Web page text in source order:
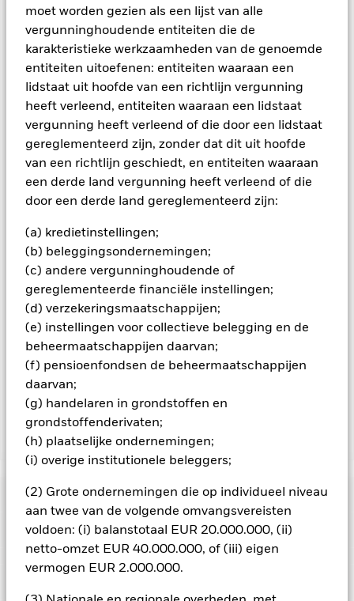
moet worden gezien als een lijst van alle
vergunninghoudende entiteiten die de
karakteristieke werkzaamheden van de genoemde
entiteiten uitoefenen: entiteiten waaraan een
lidstaat uit hoofde van een richtlijn vergunning
heeft verleend, entiteiten waaraan een lidstaat
vergunning heeft verleend of die door een lidstaat
gereglementeerd zijn, zonder dat dit uit hoofde
van een richtlijn geschiedt, en entiteiten waaraan
een derde land vergunning heeft verleend of die
door een derde land gereglementeerd zijn:
(a) kredietinstellingen;
(b) beleggingsondernemingen;
(c) andere vergunninghoudende of
gereglementeerde financiële instellingen;
(d) verzekeringsmaatschappijen;
(e) instellingen voor collectieve belegging en de
beheermaatschappijen daarvan;
(f) pensioenfondsen de beheermaatschappijen
daarvan;
(g) handelaren in grondstoffen en
grondstoffenderivaten;
(h) plaatselijke ondernemingen;
(i) overige institutionele beleggers;
(2) Grote ondernemingen die op individueel niveau
aan twee van de volgende omvangsvereisten
voldoen: (i) balanstotaal EUR 20.000.000, (ii)
netto-omzet EUR 40.000.000, of (iii) eigen
vermogen EUR 2.000.000.
oorspronkelijke inleg.
Alle aandelenklassen met valutahedging van dit fonds
gebruiken derivaten om valutarisico's af te dekken. Het
gebruik van derivaten voor een aandelenklasse kan een
potentieel besmettingsrisico (ook bekend als spill-over) voor
andere aandelenklassen in het fonds betekenen. De
beheermaatschappij van het fonds waarborgt dat er
geschikte procedures worden gebruikt om het
besmettingsrisico voor andere aandelenklassen te
minimaliseren. Via het uitklapvakje direct onder de naam van
het fonds, kunt u een lijst van alle aandelenklassen in het
fonds bekijken – aandelenklassen met valutahedging worden
aandelenklasse. Daarnaast is een volledige lijst van alle
aandelenklassen met valutahedging op aanvraag
verkrijgbaar bij de beheermaatschappij van het fonds.
In de mate waarin het Fonds effecten uitleent om zijn kosten
te reduceren, ontvangt het Fonds 62,5% van de hiermee
verbonden inkomsten en komen de resterende 37,5% ten
goede aan BlackRock als effectenuitleenagent. Aangezien de
verdeling van opbrengsten uit effectenleningen de
exploitatiekosten van het Fonds niet verhoogt, is deze niet in
de lopende kosten opgenomen.
BGF Asian High Yield Bond Fund
Risicometer
Performance
Grafiek
wanbetalingsquote van emittenten hebben een aanzienlijk